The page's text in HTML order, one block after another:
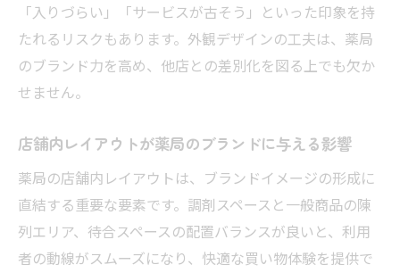
薬局のホームページデザインも印象を左右
多様な薬局イメージが選択肢を広げている
おしゃれな薬局外観が購買行動に及ぼす影響
薬局のブランドイメージに外観は不可欠
おしゃれな薬局は購買意欲も高める傾向
薬局外観がSNS映えして話題性を生む理由
薬局の外装デザインで差別化を図る方法
調剤薬局レイアウトで高まる満足度の理由
「入りづらい」「サービスが古そう」といった印象を持
たれるリスクもあります。外観デザインの工夫は、薬局
のブランド力を高め、他店との差別化を図る上でも欠か
せません。
店舗内レイアウトが薬局のブランドに与える影響
薬局の店舗内レイアウトは、ブランドイメージの形成に
直結する重要な要素です。調剤スペースと一般商品の陳
列エリア、待合スペースの配置バランスが良いと、利用
者の動線がスムーズになり、快適な買い物体験を提供で